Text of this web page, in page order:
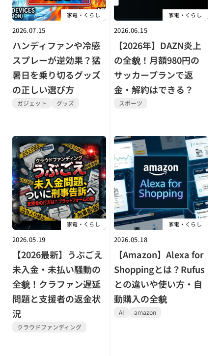
家電・くらし
2026.07.15
ハンディファンや冷感
スプレーが逆効果？猛
暑日を乗り切るグッズ
の正しい選び方
ガジェット グッズ
家電・くらし
2026.06.15
【2026年】DAZN炎上
の全貌！月額980円の
サッカープランで返
金・解約はできる？
スポーツ
家電・くらし
2026.05.19
【2026最新】うぶごえ
未入金・未払い騒動の
全貌！クラファン遅延
問題と支援者の返金状
況
クラウドファンディング
家電・くらし
2026.05.18
【Amazon】Alexa for
Shoppingとは？Rufus
との違いや使い方・自
動購入の全貌
AI amazon